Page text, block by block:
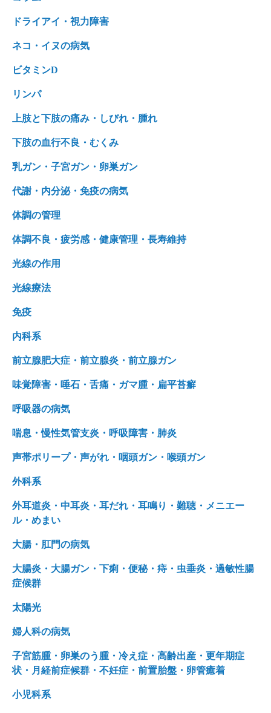
ドライアイ・視力障害
ネコ・イヌの病気
ビタミンD
リンパ
上肢と下肢の痛み・しびれ・腫れ
下肢の血行不良・むくみ
乳ガン・子宮ガン・卵巣ガン
代謝・内分泌・免疫の病気
体調の管理
体調不良・疲労感・健康管理・長寿維持
光線の作用
光線療法
免疫
内科系
前立腺肥大症・前立腺炎・前立腺ガン
味覚障害・唾石・舌痛・ガマ腫・扁平苔癬
呼吸器の病気
喘息・慢性気管支炎・呼吸障害・肺炎
声帯ポリープ・声がれ・咽頭ガン・喉頭ガン
外科系
外耳道炎・中耳炎・耳だれ・耳鳴り・難聴・メニエー
ル・めまい
大腸・肛門の病気
大腸炎・大腸ガン・下痢・便秘・痔・虫垂炎・過敏性腸
症候群
太陽光
婦人科の病気
子宮筋腫・卵巣のう腫・冷え症・高齢出産・更年期症
状・月経前症候群・不妊症・前置胎盤・卵管癒着
小児科系